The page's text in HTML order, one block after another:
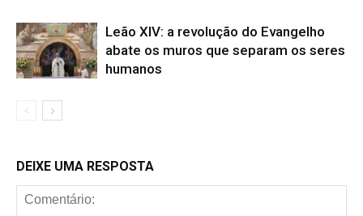
Leão XIV: a revolução do Evangelho
abate os muros que separam os seres
humanos
DEIXE UMA RESPOSTA